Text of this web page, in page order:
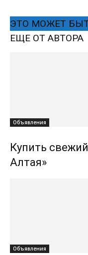
ЭТО МОЖЕТ
ЕЩЕ ОТ АВТОРА
Объявления
Купить
Алтая»
Объявления